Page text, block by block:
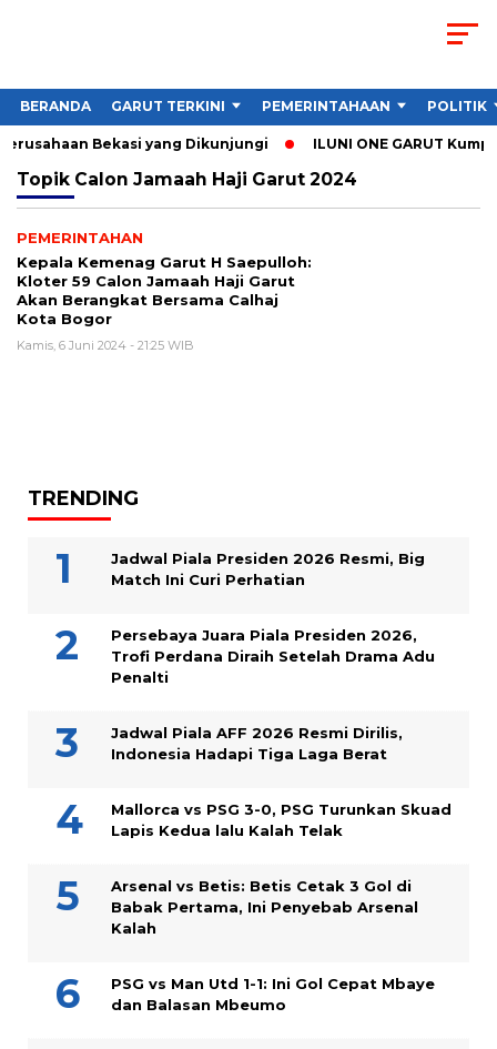
BERANDA GARUT TERKINI PEMERINTAHAAN POLITIK
Bekasi yang Dikunjungi ILUNI ONE GARUT
Topik Calon Jamaah Haji Garut 2024
PEMERINTAHAN
Kepala Kemenag Garut H Saepulloh:
Kloter 59 Calon Jamaah Haji Garut
Akan Berangkat Bersama Calhaj
Kota Bogor
Kamis, 6 Juni 2024 - 21:25 WIB
TRENDING
Jadwal Piala Presiden 2026 Resmi, Big
Match Ini Curi Perhatian
Persebaya Juara Piala Presiden 2026,
Trofi Perdana Diraih Setelah Drama Adu
Penalti
Jadwal Piala AFF 2026 Resmi Dirilis,
Indonesia Hadapi Tiga Laga Berat
Mallorca vs PSG 3-0, PSG Turunkan Skuad
Lapis Kedua lalu Kalah Telak
Arsenal vs Betis: Betis Cetak 3 Gol di
Babak Pertama, Ini Penyebab Arsenal
Kalah
PSG vs Man Utd 1-1: Ini Gol Cepat Mbaye
dan Balasan Mbeumo